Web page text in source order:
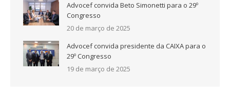
Advocef convida Beto Simonetti para o 29º
Congresso
20 de março de 2025
Advocef convida presidente da CAIXA para o
29º Congresso
19 de março de 2025